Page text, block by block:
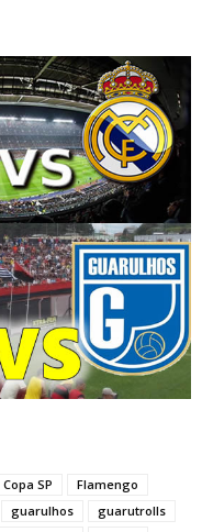
Copa SP
Flamengo
guarulhos
guarutrolls